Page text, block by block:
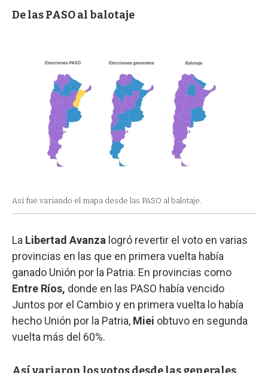
De las PASO al balotaje
Así fue variando el mapa desde las PASO al balotaje.
La Libertad Avanza logró revertir el voto en varias
provincias en las que en primera vuelta había
ganado Unión por la Patria. En provincias como
Entre Ríos, donde en las PASO había vencido
Juntos por el Cambio y en primera vuelta lo había
hecho Unión por la Patria, Miei obtuvo en segunda
vuelta más del 60%.